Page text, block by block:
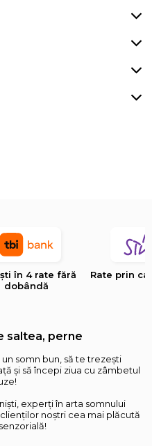
în 4 rate fără
dobândă
Rate prin
saltea, perne
somn bun, să te trezești
și să începi ziua cu zâmbetul
experți în arta somnului
noștri cea mai plăcută